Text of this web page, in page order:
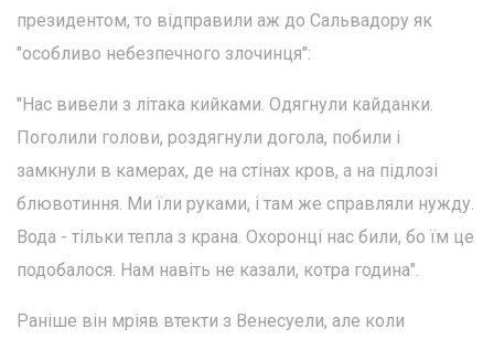
президентом, то відправили аж до Сальвадору як
"особливо небезпечного злочинця":
"Нас вивели з літака кийками. Одягнули кайданки.
Поголили голови, роздягнули догола, побили і
замкнули в камерах, де на стінах кров, а на підлозі
блювотиння. Ми їли руками, і там же справляли нужду.
Вода - тільки тепла з крана. Охоронці нас били, бо їм це
подобалося. Нам навіть не казали, котра година".
Раніше він мріяв втекти з Венесуели, але коли